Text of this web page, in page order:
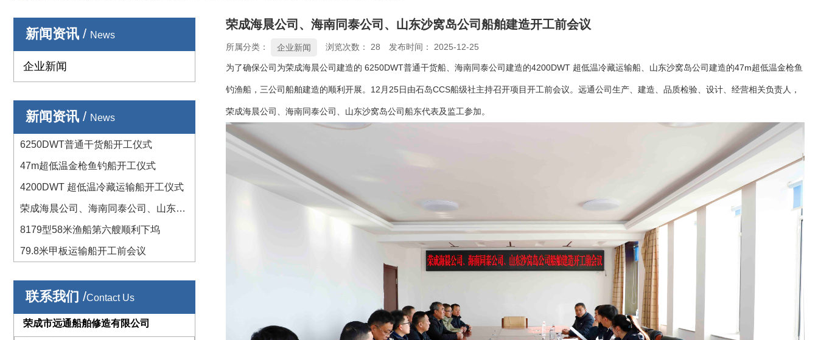
新闻资讯 / News
企业新闻
新闻资讯 / News
6250DWT普通干货船开工仪式
47m超低温金枪鱼钓船开工仪式
4200DWT 超低温冷藏运输船开工仪式
荣成海晨公司、海南同泰公司、山东沙
窝岛公司船舶建造开工前会议
8179型58米渔船第六艘顺利下坞
79.8米甲板运输船开工前会议
联系我们 /Contact Us
荣成市远通船舶修造有限公司
荣成海晨公司、海南同泰公司、山东沙窝岛公司船舶建造开工前会议
所属分类： 企业新闻 浏览次数： 28 发布时间： 2025-12-25
为了确保公司为荣成海晨公司建造的 6250DWT普通干货船、海南同泰公司建造的4200DWT 超低温冷藏运输船、山东沙窝岛公司建造的47m超低温金枪鱼
钓渔船，三公司船舶建造的顺利开展。12月25日由石岛CCS船级社主持召开项目开工前会议。远通公司生产、建造、品质检验、设计、经营相关负责人，
荣成海晨公司、海南同泰公司、山东沙窝岛公司船东代表及监工参加。